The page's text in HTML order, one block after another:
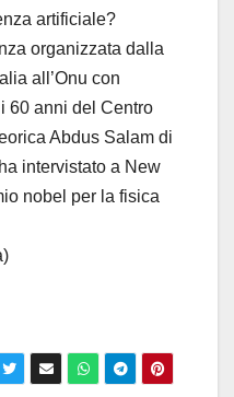
artificiale?
organizzata dalla
all’Onu con
60 anni del Centro
Abdus Salam di
intervistato a New
nobel per la fisica